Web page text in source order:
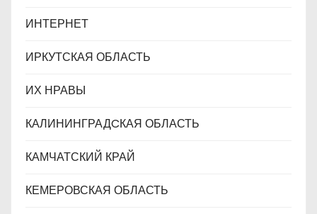
ИНТЕРНЕТ
ИРКУТСКАЯ ОБЛАСТЬ
ИХ НРАВЫ
КАЛИНИНГРАДCКАЯ ОБЛАСТЬ
КАМЧАТСКИЙ КРАЙ
КЕМЕРОВСКАЯ ОБЛАСТЬ